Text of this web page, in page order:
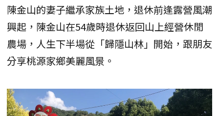
陳金山的妻子繼承家族土地，退休前逢露營風潮
興起，陳金山在54歲時退休返回山上經營休閒
農場，人生下半場從「歸隱山林」開始，跟朋友
分享桃源家鄉美麗風景。